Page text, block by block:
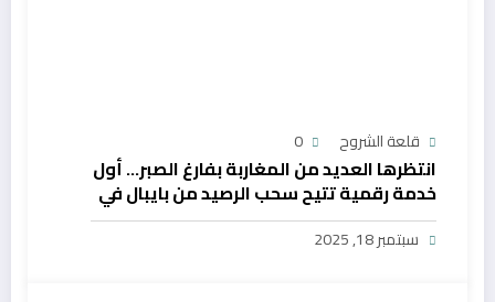
قلعة الشروح 0
انتظرها العديد من المغاربة بفارغ الصبر… أول
خدمة رقمية تتيح سحب الرصيد من بايبال في
المغرب
سبتمبر 18, 2025